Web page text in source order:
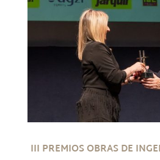
III PREMIOS OBRAS DE